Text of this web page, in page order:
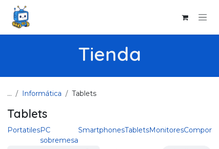
Ir al contenido
Tienda
... Informática Tablets
Tablets
PortatilesPC
sobremesa
SmartphonesTabletsMonitores